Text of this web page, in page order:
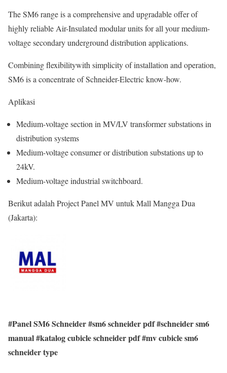
The SM6 range is a comprehensive and upgradable offer of
highly reliable Air-Insulated modular units for all your medium-
voltage secondary underground distribution applications.
Combining flexibilitywith simplicity of installation and operation,
SM6 is a concentrate of Schneider-Electric know-how.
Aplikasi
Medium-voltage section in MV/LV transformer substations in
distribution systems
Medium-voltage consumer or distribution substations up to
24kV.
Medium-voltage industrial switchboard.
Berikut adalah Project Panel MV untuk Mall Mangga Dua
(Jakarta):
#Panel SM6 Schneider #sm6 schneider pdf #schneider sm6
manual #katalog cubicle schneider pdf #mv cubicle sm6
schneider type